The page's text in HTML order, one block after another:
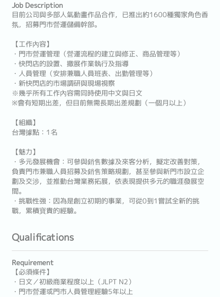
Job Description
目前公司與多部人氣動畫作品合作，已推出約1600種獨家角色香
氛，招募門市營運儲備幹部。
【工作內容】
・門市營運管理（營運流程的建立與修正、商品管理等）
・快閃店的設置、撤展作業執行及指導
・人員管理（安排兼職人員班表、出勤管理等）
・新快閃店的市場調研與現場視察
※幾乎所有工作內容需同時使用中文與日文
※會有短期出差，但目前無需長期出差規劃（一個月以上）
【組織】
台灣據點：1名
【魅力】
・多元發展機會：可參與銷售數據及來客分析，擬定改善對策，
負責門市兼職人員招募及銷售策略規劃，甚至參與新門市設立企
劃及交涉，並推動台灣業務拓展，依表現提供多元的職涯發展空
間。
・挑戰性強：因為是創立初期的事業，可從0到1嘗試全新的挑
戰，累積寶貴的經驗。
Qualifications
Requirement
【必須條件】
・日文／初級商業程度以上（JLPT N2）
・門市營運或門市人員管理經驗5年以上